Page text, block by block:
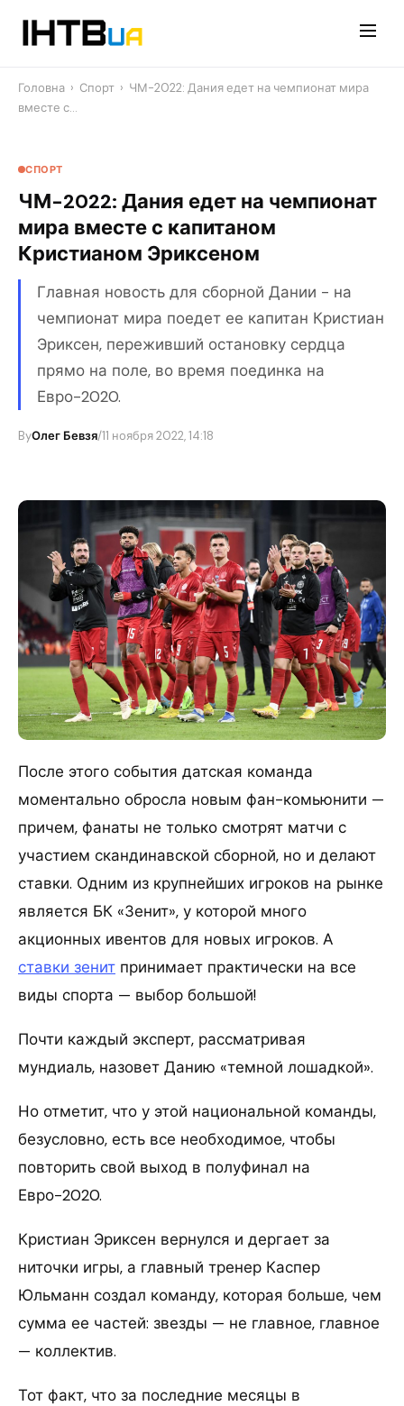
Головна › Спорт › ЧМ-2022: Дания едет на чемпионат мира
вместе с…
СПОРТ
ЧМ-2022: Дания едет на чемпионат
мира вместе с капитаном
Кристианом Эриксеном
Главная новость для сборной Дании - на
чемпионат мира поедет ее капитан Кристиан
Эриксен, переживший остановку сердца
прямо на поле, во время поединка на
Евро-2020.
ByОлег Бевзя/11 ноября 2022, 14:18
После этого события датская команда
моментально обросла новым фан-комьюнити —
причем, фанаты не только смотрят матчи с
участием скандинавской сборной, но и делают
ставки. Одним из крупнейших игроков на рынке
является БК «Зенит», у которой много
акционных ивентов для новых игроков. А
ставки зенит принимает практически на все
виды спорта — выбор большой!
Почти каждый эксперт, рассматривая
мундиаль, назовет Данию «темной лошадкой».
Но отметит, что у этой национальной команды,
безусловно, есть все необходимое, чтобы
повторить свой выход в полуфинал на
Евро-2020.
Кристиан Эриксен вернулся и дергает за
ниточки игры, а главный тренер Каспер
Юльманн создал команду, которая больше, чем
сумма ее частей: звезды — не главное, главное
— коллектив.
Тот факт, что за последние месяцы в